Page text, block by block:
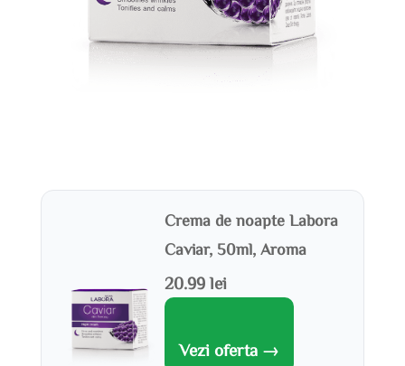
Crema de noapte Labora
Caviar, 50ml, Aroma
20.99 lei
Vezi oferta →